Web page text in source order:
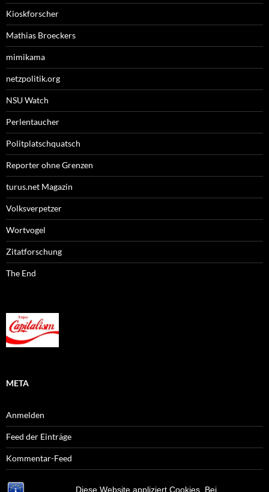
Diese Website appliziert Cookies. Bei
Kioskforscher
Mathias Broeckers
mimikama
netzpolitik.org
NSU Watch
Perlentaucher
Politplatschquatsch
Reporter ohne Grenzen
turus.net Magazin
Volksverpetzer
Wortvogel
Zitatforschung
The End
META
Anmelden
Feed der Einträge
Kommentar-Feed
WordPress.org